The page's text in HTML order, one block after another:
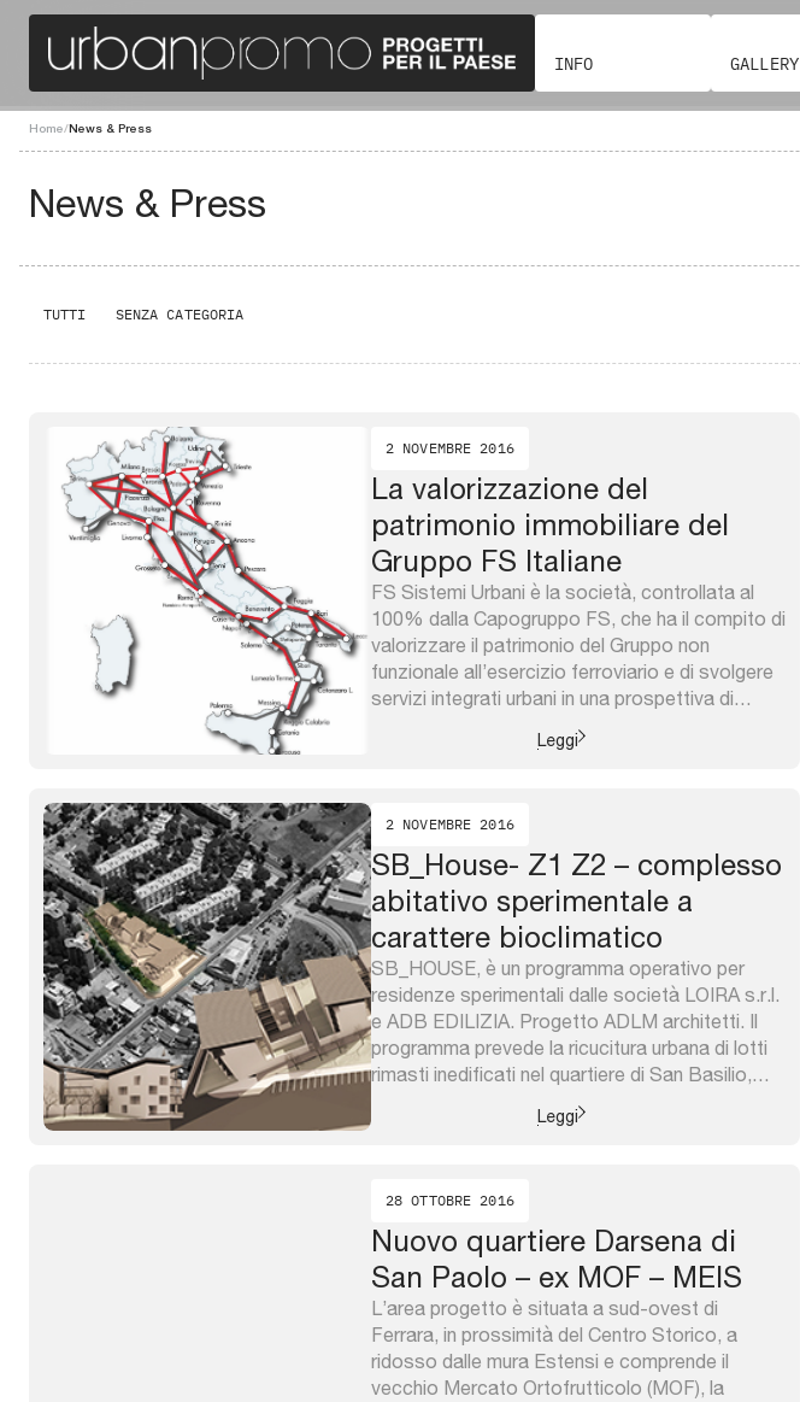
INFO GALLERY
Home/News & Press
News & Press
TUTTI SENZA CATEGORIA
2 NOVEMBRE 2016
La valorizzazione del
patrimonio immobiliare del
Gruppo FS Italiane
FS Sistemi Urbani è la società, controllata al
100% dalla Capogruppo FS, che ha il compito di
valorizzare il patrimonio del Gruppo non
funzionale all’esercizio ferroviario e di svolgere
servizi integrati urbani in una prospettiva di
business, razionalizzazione, miglioramento
funzionale e servizio alla collettività. Tra le
Leggi
2 NOVEMBRE 2016
SB_House- Z1 Z2 – complesso
abitativo sperimentale a
carattere bioclimatico
SB_HOUSE, è un programma operativo per
residenze sperimentali dalle società LOIRA s.r.l.
e ADB EDILIZIA. Progetto ADLM architetti. Il
programma prevede la ricucitura urbana di lotti
rimasti inedificati nel quartiere di San Basilio,
rappresentativo della periferia storica di Roma.
Il quartiere nel tempo è stato interessato dal
Leggi
28 OTTOBRE 2016
Nuovo quartiere Darsena di
San Paolo – ex MOF – MEIS
L’area progetto è situata a sud-ovest di
Ferrara, in prossimità del Centro Storico, a
ridosso dalle mura Estensi e comprende il
vecchio Mercato Ortofrutticolo (MOF), la